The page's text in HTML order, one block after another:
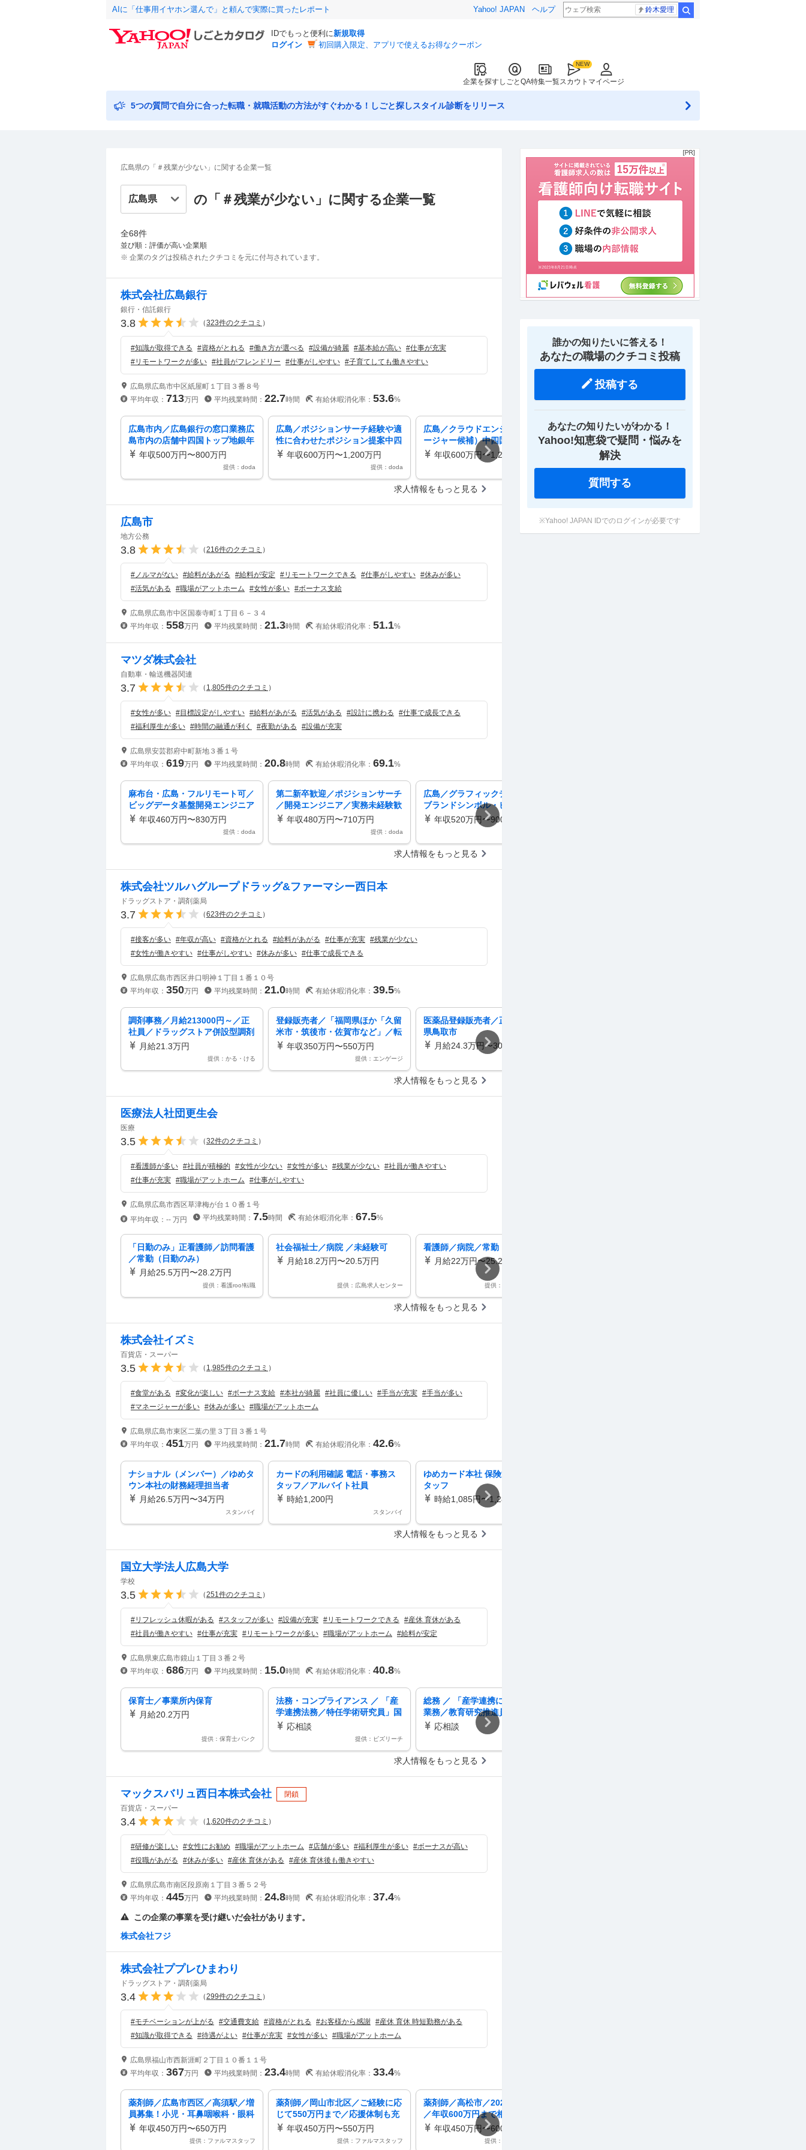
AIに「仕事用イヤホン選んで」と頼んで実際に買ったレポート Yahoo! JAPAN ヘルプ 鈴木愛理
IDでもっと便利に新規取得
ログイン
初回購入限定、アプリで使えるお得なクーポン
企業を探すしごとQA特集一覧スカウト マイページ
5つの質問で自分に合った転職・就職活動の方法がすぐわかる！しごと探しスタイル診断をリリース
広島県の「＃残業が少ない」に関する企業一覧
の「＃残業が少ない 」に関する企業一覧
全68件
並び順：評価が高い企業順
※ 企業のタグは投稿されたクチコミを元に付与されています。
株式会社広島銀行
銀行・信託銀行
3.8 （323件のクチコミ ）
#知識が取得できる #資格がとれる #働き方が選べる #設備が綺麗 #基本給が高い #仕事が充実
#リモートワークが多い #社員がフレンドリー #仕事がしやすい #子育てしても働きやすい
広島県広島市中区紙屋町１丁目３番８号
平均年収： 713万円 平均残業時間： 22.7時間 有給休暇消化率： 53.6%
広島市内／広島銀行の窓口業務広
島市内の店舗中四国トップ地銀年
休120日／土日祝
年収500万円〜800万円
提供：doda
広島／ポジションサーチ経験や適
性に合わせたポジション提案中四
国トップ地銀年休120日／土日祝
年収600万円〜1,200万円
提供：doda
広島／クラウドエンジニア（マネ
ージャー候補）中四国トップ地銀
金融×IT新たな価値の創出
年収600万円〜1,200万円
提供：doda
広島／「有価証券運用」経験者採
用／年収1200万円も可
月給23万円
提供：マイナビ転職
求人情報をもっと見る
広島市
地方公務
3.8 （216件のクチコミ ）
#ノルマがない #給料があがる #給料が安定 #リモートワークできる #仕事がしやすい #休みが多い
#活気がある #職場がアットホーム #女性が多い #ボーナス支給
広島県広島市中区国泰寺町１丁目６－３４
平均年収： 558万円 平均残業時間： 21.3時間 有給休暇消化率： 51.1%
マツダ株式会社
自動車・輸送機器関連
3.7 （ 1,805件のクチコミ ）
#女性が多い #目標設定がしやすい #給料があがる #活気がある #設計に携わる #仕事で成長できる
#福利厚生が多い #時間の融通が利く #夜勤がある #設備が充実
広島県安芸郡府中町新地３番１号
平均年収： 619万円 平均残業時間： 20.8時間 有給休暇消化率： 69.1%
麻布台・広島・フルリモート可／
ビッグデータ基盤開発エンジニア
_IT26103
年収460万円〜830万円
提供：doda
第二新卒歓迎／ポジションサーチ
／開発エンジニア／実務未経験歓
迎／引越手当・独身寮あり
年収480万円〜710万円
提供：doda
広島／グラフィックデザイナー／
ブランドシンボル・ビジュアルア
イデンティティ／_RDDE26201
年収520万円〜900万円
求人情報をもっと見る
株式会社ツルハグループドラッグ&ファーマシー西日本
ドラッグストア・調剤薬局
3.7 （623件のクチコミ ）
#接客が多い #年収が高い #資格がとれる #給料があがる #仕事が充実 #残業が少ない
#女性が働きやすい #仕事がしやすい #休みが多い #仕事で成長できる
広島県広島市西区井口明神１丁目１番１０号
平均年収： 350万円 平均残業時間： 21.0時間 有給休暇消化率： 39.5%
調剤事務／月給213000円～／正
社員／ドラッグストア併設型調剤
薬局での受付・事務（正社員）／
島根県安来市／ドラッグストア併
月給21.3万円
提供：かる・ける
登録販売者／「福岡県ほか「久留
米市・筑後市・佐賀市など」／転
勤無」登録販売者／ツルハドラッ
グ店舗／年休119日～
年収350万円〜550万円
提供：エンゲージ
医薬品登録販売者／正社員／鳥取
県鳥取市
月給24.3万円〜30.6万円
求人情報をもっと見る
医療法人社団更生会
医療
3.5 （32件のクチコミ ）
#看護師が多い #社員が積極的 #女性が少ない #女性が多い #残業が少ない #社員が働きやすい
#仕事が充実 #職場がアットホーム #仕事がしやすい
広島県広島市西区草津梅が台１０番１号
平均年収： -- 万円 平均残業時間： 7.5時間 有給休暇消化率： 67.5%
「日勤のみ」正看護師／訪問看護
／常勤（日勤のみ）
月給25.5万円〜28.2万円
提供：看護roo!転職
社会福祉士／病院 ／未経験可
月給18.2万円〜20.5万円
提供：広島求人センター
看護師／病院／常勤・夜勤あり
月給22万円〜25.2万円
提供：広島求人センター
求人情報をもっと見る
株式会社イズミ
百貨店・スーパー
3.5 （ 1,985件のクチコミ ）
#食堂がある #変化が楽しい #ボーナス支給 #本社が綺麗 #社員に優しい #手当が充実 #手当が多い
#マネージャーが多い #休みが多い #職場がアットホーム
広島県広島市東区二葉の里３丁目３番１号
平均年収： 451万円 平均残業時間： 21.7時間 有給休暇消化率： 42.6%
ナショナル（メンバー）／ゆめタ
ウン本社の財務経理担当者
月給26.5万円〜34万円
スタンバイ
カードの利用確認 電話・事務ス
タッフ／アルバイト社員
時給1,200円
スタンバイ
ゆめカード本社 保険通販事務ス
タッフ
時給1,085円〜1,285円
求人情報をもっと見る
国立大学法人広島大学
学校
3.5 （251件のクチコミ ）
#リフレッシュ休暇がある #スタッフが多い #設備が充実 #リモートワークできる #産休 育休がある
#社員が働きやすい #仕事が充実 #リモートワークが多い #職場がアットホーム #給料が安定
広島県東広島市鏡山１丁目３番２号
平均年収： 686万円 平均残業時間： 15.0時間 有給休暇消化率： 40.8%
保育士／事業所内保育
月給20.2万円
提供：保育士バンク
法務・コンプライアンス ／ 「産
学連携法務／特任学術研究員」国
立大学法人広島大学にて／産学連
応相談
提供：ビズリーチ
総務 ／ 「産学連携に関する事務
業務／教育研究推進員」国立大学
法人広島大学にて／産学連携活動
応相談
求人情報をもっと見る
マックスバリュ西日本株式会社
閉鎖
百貨店・スーパー
3.4 （ 1,620件のクチコミ ）
#研修が楽しい #女性にお勧め #職場がアットホーム #店舗が多い #福利厚生が多い #ボーナスが高い
#役職があがる #休みが多い #産休 育休がある #産休 育休後も働きやすい
広島県広島市南区段原南１丁目３番５２号
平均年収： 445万円 平均残業時間： 24.8時間 有給休暇消化率： 37.4%
この企業の事業を受け継いだ会社があります。
株式会社フジ
株式会社ププレひまわり
ドラッグストア・調剤薬局
3.4 （299件のクチコミ ）
#モチベーションが上がる #交通費支給 #資格がとれる #お客様から感謝 #産休 育休 時短勤務がある
#知識が取得できる #待遇がよい #仕事が充実 #女性が多い #職場がアットホーム
広島県福山市西新涯町２丁目１０番１１号
平均年収： 367万円 平均残業時間： 23.4時間 有給休暇消化率： 33.4%
薬剤師／広島市西区／高須駅／増
員募集！小児・耳鼻咽喉科・眼科
応需／年収450～650万円／最大
年間休日125日以上も可能なワー
年収450万円〜650万円
提供：ファルマスタッフ
薬剤師／岡山市北区／ご経験に応
じて550万円まで／応援体制も充
実地域の患者様の相談窓口を目指
しています！ 株式会社ププレひ
年収450万円〜550万円
提供：ファルマスタッフ
薬剤師／高松市／2024年3月開局
／年収600万円まで相談可能県外
からの応援体制も充実しているチ
ェーン薬局広域応需・自分のペー
年収450万円〜600万円
提供：ファルマスタッフ
誰かの知りたいに答える！
あなたの職場のクチコミ投稿
投稿する
あなたの知りたいがわかる！
Yahoo!知恵袋で疑問・悩みを
解決
質問する
※Yahoo! JAPAN IDでのログインが必要です